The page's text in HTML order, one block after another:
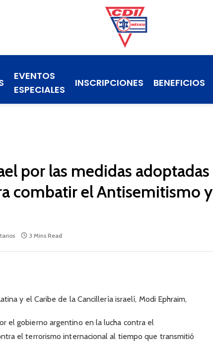
EVENTOS
ESPECIALES
INSCRIPCIONES BENEFICIOS
por las medidas adoptadas
combatir el Antisemitismo y
3 Mins Read
y el Caribe de la Cancillería israelí, Modi Ephraim,
el gobierno argentino en la lucha contra el
el terrorismo internacional al tiempo que transmitió